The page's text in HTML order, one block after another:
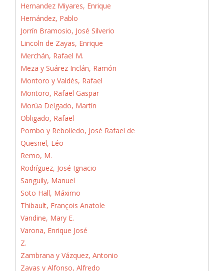
Hernandez Miyares, Enrique
Hernández, Pablo
Jorrín Bramosio, José Silverio
Lincoln de Zayas, Enrique
Merchán, Rafael M.
Meza y Suárez Inclán, Ramón
Montoro y Valdés, Rafael
Montoro, Rafael Gaspar
Morúa Delgado, Martín
Obligado, Rafael
Pombo y Rebolledo, José Rafael de
Quesnel, Léo
Remo, M.
Rodríguez, José Ignacio
Sanguily, Manuel
Soto Hall, Máximo
Thibault, François Anatole
Vandine, Mary E.
Varona, Enrique José
Z.
Zambrana y Vázquez, Antonio
Zayas y Alfonso, Alfredo